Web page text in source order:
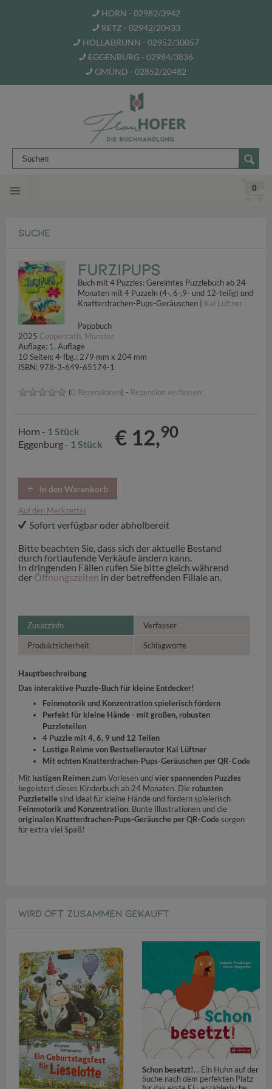
HORN - 02982/3942
RETZ - 02942/20433
HOLLABRUNN - 02952/30057
EGGENBURG - 02984/3836
GMÜND - 02852/20482
0
SUCHE
Furzipups
Buch mit 4 Puzzles: Gereimtes Puzzlebuch ab 24
Monaten mit 4 Puzzeln (4-, 6-,9- und 12-teilig) und
Knatterdrachen-Pups-Geräuschen | Kai Lüftner
Pappbuch
2025 Coppenrath, Münster
Auflage: 1. Auflage
10 Seiten; 4-fbg.; 279 mm x 204 mm
ISBN: 978-3-649-65174-1
(0 Rezensionen) - Rezension verfassen
Horn - 1 Stück
Eggenburg - 1 Stück € 12,90
in den Warenkorb
Auf den Merkzettel
Sofort verfügbar oder abholbereit
Bitte beachten Sie, dass sich der aktuelle Bestand
durch fortlaufende Verkäufe ändern kann.
In dringenden Fällen rufen Sie bitte gleich während
der Öffnungszeiten in der betreffenden Filiale an.
Zusatzinfo Verfasser
Produktsicherheit Schlagworte
Hauptbeschreibung
Das interaktive Puzzle-Buch für kleine Entdecker!
Feinmotorik und Konzentration spielerisch fördern
Perfekt für kleine Hände - mit großen, robusten
Puzzleteilen
4 Puzzle mit 4, 6, 9 und 12 Teilen
Lustige Reime von Bestsellerautor Kai Lüftner
Mit echten Knatterdrachen-Pups-Geräuschen per QR-Code
Mit lustigen Reimenzum Vorlesen undvier spannenden Puzzles
begeistert dieses Kinderbuch ab 24 Monaten. Die robusten
Puzzleteilesind ideal für kleine Hände und fördern spielerisch
Feinmotorik und Konzentration. Bunte Illustrationen und die
originalen Knatterdrachen-Pups-Geräusche per QR-Codesorgen
für extra viel Spaß!
WIRD OFT ZUSAMMEN GEKAUFT
Schon besetzt!. . Ein Huhn auf der
Suche nach dem perfekten Platz